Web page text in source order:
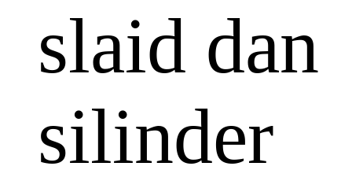
slaid dan
silinder